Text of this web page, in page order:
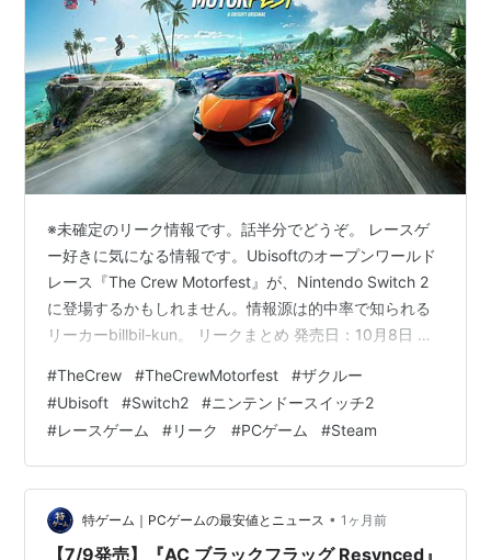
※未確定のリーク情報です。話半分でどうぞ。 レースゲ
ー好きに気になる情報です。Ubisoftのオープンワールド
レース『The Crew Motorfest』が、Nintendo Switch 2
に登場するかもしれません。情報源は的中率で知られる
リーカーbillbil-kun。 リークまとめ 発売日：10月8日 価
本体は入らず、実質DL） 正式発表：本日7月8日予定、予
約も間もなく ゲーム概要ハワイ・オアフ島を舞台に、
車・バイク・ボート・飛行機で走り回れるフェス系オー
プンワールドレース。すでにPC・PS・Xboxで配信中
で、今回はSwi…
#TheCrew #TheCrewMotorfest #ザクルー
#Ubisoft #Switch2 #ニンテンドースイッチ2
#レースゲーム #リーク #PCゲーム #Steam
特ゲーム｜PCゲームの最安値とニュース • 1ヶ月前
【7/9発売】『AC ブラックフラッグ Resynced』